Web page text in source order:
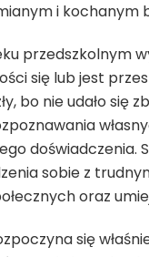
i kochanym
przedszkolnym
się lub jest
bo nie udało
doświadczenia.
sobie z
oraz
się